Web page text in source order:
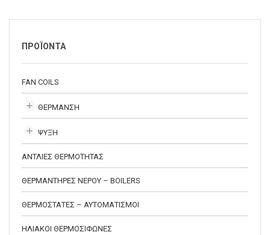
ΠΡΟΪΟΝΤΑ
FAN COILS
ΘΕΡΜΑΝΣΗ
ΨΥΞΗ
ΑΝΤΛΙΕΣ ΘΕΡΜΟΤΗΤΑΣ
ΘΕΡΜΑΝΤΗΡΕΣ ΝΕΡΟΥ – BOILERS
ΘΕΡΜΟΣΤΑΤΕΣ – ΑΥΤΟΜΑΤΙΣΜΟΙ
ΗΛΙΑΚΟΙ ΘΕΡΜΟΣΙΦΩΝΕΣ